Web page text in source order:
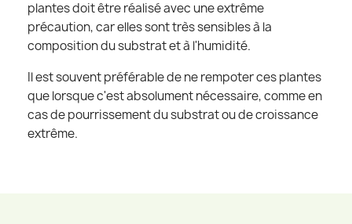
plantes doit être réalisé avec une extrême
précaution, car elles sont très sensibles à la
composition du substrat et à l'humidité.
Il est souvent préférable de ne rempoter ces plantes
que lorsque c'est absolument nécessaire, comme en
cas de pourrissement du substrat ou de croissance
extrême.